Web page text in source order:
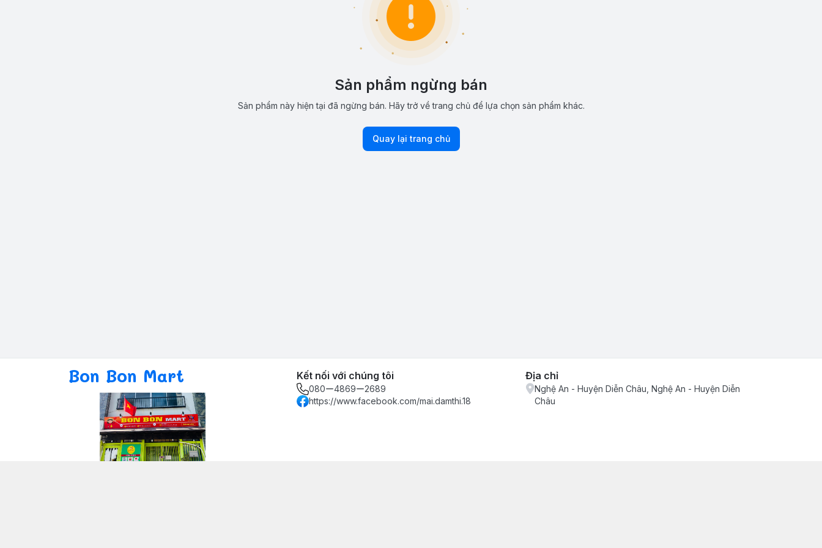
Sản phẩm ngừng bán
Sản phẩm này hiện tại đã ngừng bán. Hãy trở về trang chủ để lựa chọn sản phẩm khác.
Quay lại trang chủ
Bon Bon Mart Kết nối với chúng tôi
080ー4869ー2689
https://www.facebook.com/mai.damthi.18
Địa chỉ
Nghệ An - Huyện Diễn Châu, Nghệ An - Huyện Diễn
Châu